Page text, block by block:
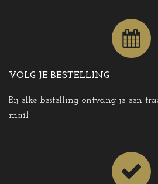
VOLG JE BESTELLING
Bij elke bestelling ontvang je een
mail